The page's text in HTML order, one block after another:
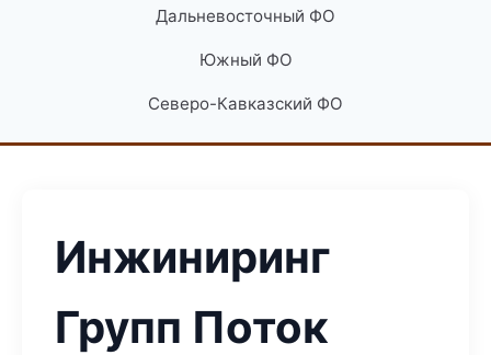
Дальневосточный ФО
Южный ФО
Северо-Кавказский ФО
Инжиниринг
Групп Поток